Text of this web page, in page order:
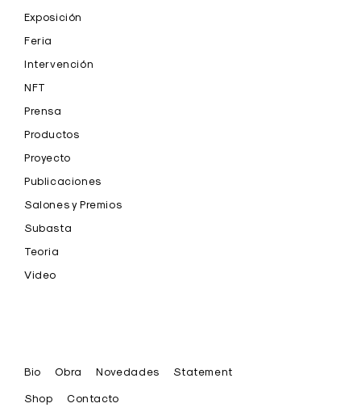
Exposición
Feria
Intervención
NFT
Prensa
Productos
Proyecto
Publicaciones
Salones y Premios
Subasta
Teoria
Video
Bio Obra Novedades Statement
Shop Contacto